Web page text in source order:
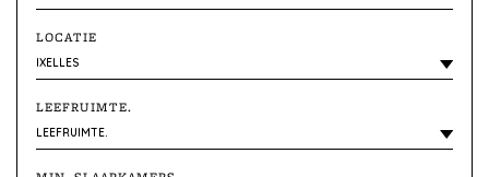
LOCATIE
LEEFRUIMTE.